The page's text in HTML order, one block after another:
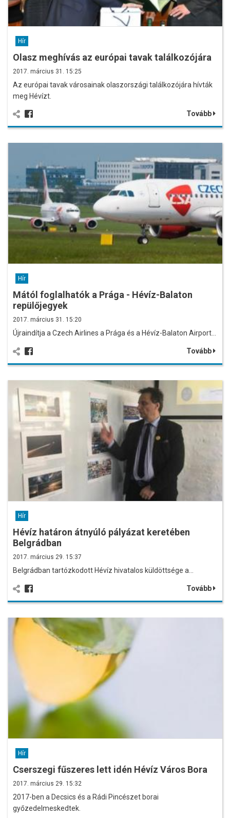
Hír
Olasz meghívás az európai tavak találkozójára
2017. március 31. 15:25
Az európai tavak városainak olaszországi találkozójára hívták
meg Hévízt.
Tovább
Hír
Mától foglalhatók a Prága - Hévíz-Balaton
repülőjegyek
2017. március 31. 15:20
Újraindítja a Czech Airlines a Prága és a Hévíz-Balaton Airport…
Tovább
Hír
Hévíz határon átnyúló pályázat keretében
Belgrádban
2017. március 29. 15:37
Belgrádban tartózkodott Hévíz hivatalos küldöttsége a…
Tovább
Hír
Cserszegi fűszeres lett idén Hévíz Város Bora
2017. március 29. 15:32
2017-ben a Decsics és a Rádi Pincészet borai
győzedelmeskedtek.